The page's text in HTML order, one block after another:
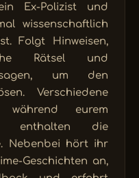
Ex-Polizist und
wissenschaftlich
Folgt Hinweisen,
Rätsel und
um den
Verschiedene
eurem
enthalten die
Nebenbei hört ihr
Geschichten an,